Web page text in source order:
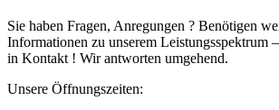
Sie haben Fragen, Anregungen ? Benötigen
Informationen zu unserem Leistungsspektrum
in Kontakt ! Wir antworten umgehend.
Unsere Öffnungszeiten: